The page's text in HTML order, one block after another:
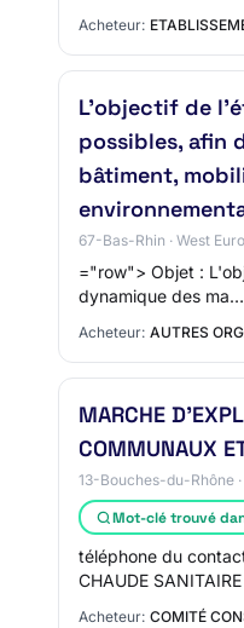
Acheteur:
L'objectif de
possibles, afin
bâtiment,
67-Bas-Rhin · West
="row"> Objet :
dynamique des ma…
Acheteur: AUTRES
MARCHE
COMMUNAUX
13-Bouches-du-Rhône
Mot-clé trouvé
téléphone du
CHAUDE
Acheteur: COMITÉ